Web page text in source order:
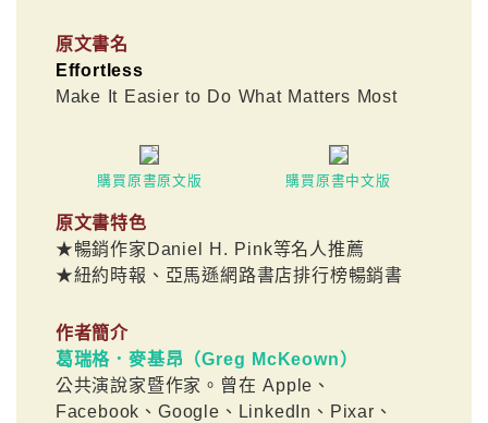
原文書名
Effortless
Make It Easier to Do What Matters Most
購買原書原文版 購買原書中文版
原文書特色
★暢銷作家Daniel H. Pink等名人推薦
★紐約時報、亞馬遜網路書店排行榜暢銷書
作者簡介
葛瑞格．麥基昂（Greg McKeown）
公共演說家暨作家。曾在 Apple、
Facebook、Google、LinkedIn、Pixar、